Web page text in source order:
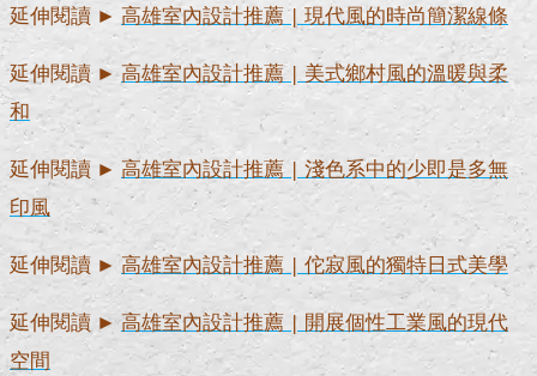
延伸閱讀 ► 高雄室內設計推薦 | 現代風的時尚簡潔線條
延伸閱讀 ►高雄室內設計推薦 | 美式鄉村風的溫暖與柔
和
延伸閱讀 ► 高雄室內設計推薦 | 淺色系中的少即是多無
印風
延伸閱讀 ►高雄室內設計推薦 | 佗寂風的獨特日式美學
延伸閱讀 ►高雄室內設計推薦 | 開展個性工業風的現代
空間